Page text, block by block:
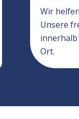
Wir
Unsere
Ort.